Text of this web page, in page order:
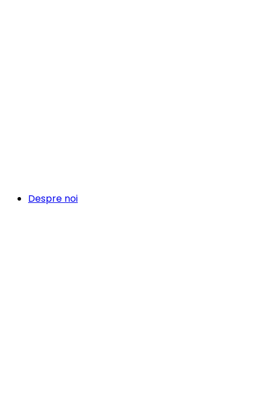
Despre noi